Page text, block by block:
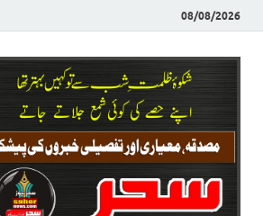
08/08/2026